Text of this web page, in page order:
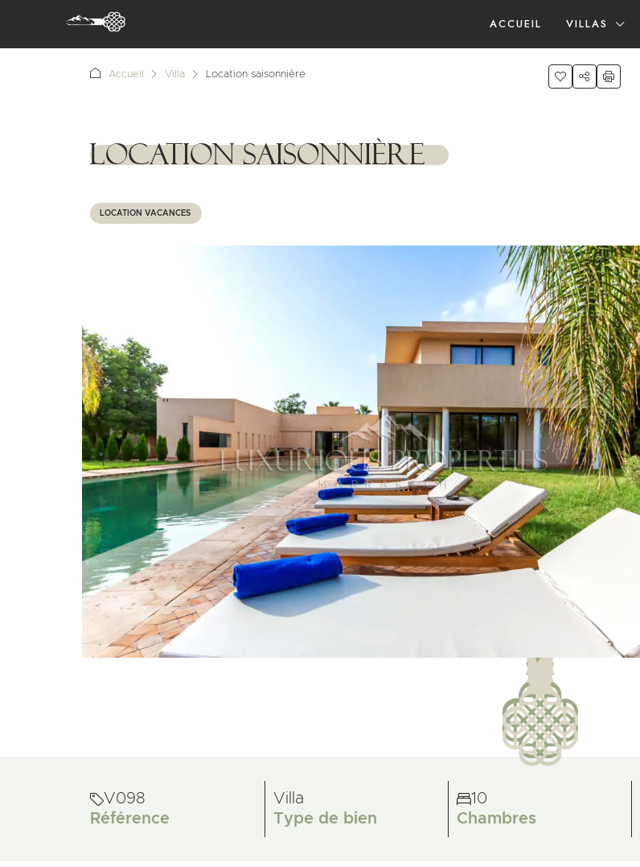
ACCUEIL VILLAS
Accueil Villa Location saisonnière
1111111
Location saisonnière
LOCATION VACANCES
V098
Référence
Villa
Type de bien
10
Chambres